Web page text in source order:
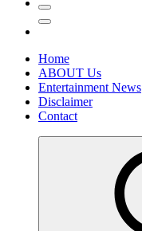
Home
ABOUT Us
Entertainment News
Disclaimer
Contact